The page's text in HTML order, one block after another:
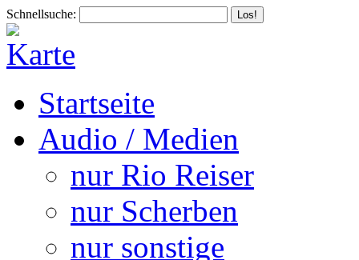
Schnellsuche:
Startseite
Audio / Medien
nur Rio Reiser
nur Scherben
nur sonstige